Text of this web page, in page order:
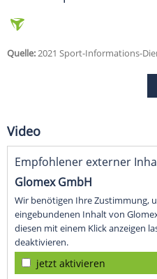
Quelle:2021 Sport-Informations-
Video
Empfohlener externer
Glomex GmbH
Wir benötigen Ihre Zustimmung,
eingebundenen Inhalt von
diesen mit einem Klick anzeigen
deaktivieren.
jetzt aktivieren